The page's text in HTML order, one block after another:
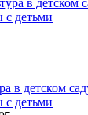
в детском
с детьми